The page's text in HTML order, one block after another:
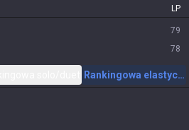
LP
79
78
Rankingowa